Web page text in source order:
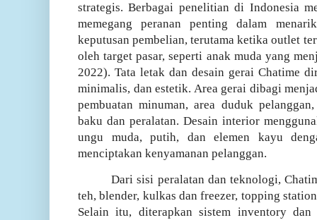
strategis. Berbagai penelitian di Indonesia
memegang peranan penting dalam
keputusan pembelian, terutama ketika outlet
oleh target pasar, seperti anak muda yang
2022). Tata letak dan desain gerai Chatime
minimalis, dan estetik. Area gerai dibagi
pembuatan minuman, area duduk
baku dan peralatan. Desain interior
ungu muda, putih, dan elemen kayu
menciptakan kenyamanan pelanggan.
Dari sisi peralatan dan teknologi,
teh, blender, kulkas dan freezer, topping
Selain itu, diterapkan sistem inventory